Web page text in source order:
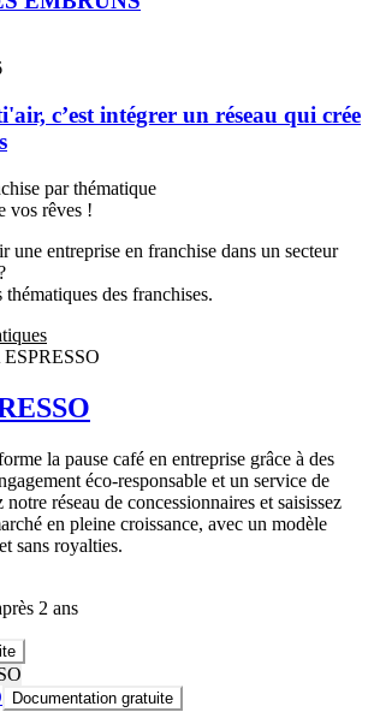
c’est intégrer un réseau qui crée
par thématique
vos rêves !
une entreprise en franchise dans un secteur
des franchises.
la pause café en entreprise grâce à des
éco-responsable et un service de
réseau de concessionnaires et saisissez
en pleine croissance, avec un modèle
sans royalties.
2 ans
Documentation gratuite